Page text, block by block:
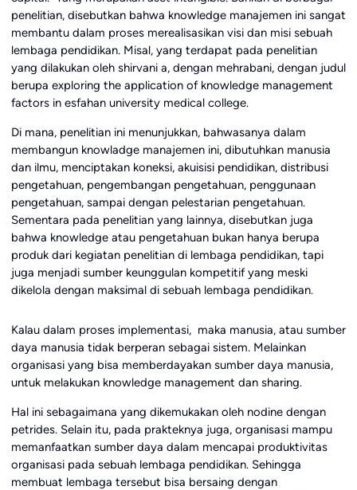
penelitian, disebutkan bahwa knowledge manajemen ini sangat
membantu dalam proses merealisasikan visi dan misi sebuah
lembaga pendidikan. Misal, yang terdapat pada penelitian
yang dilakukan oleh shirvani a, dengan mehrabani, dengan judul
berupa exploring the application of knowledge management
factors in esfahan university medical college.
Di mana, penelitian ini menunjukkan, bahwasanya dalam
membangun knowladge manajemen ini, dibutuhkan manusia
dan ilmu, menciptakan koneksi, akuisisi pendidikan, distribusi
pengetahuan, pengembangan pengetahuan, penggunaan
pengetahuan, sampai dengan pelestarian pengetahuan.
Sementara pada penelitian yang lainnya, disebutkan juga
bahwa knowledge atau pengetahuan bukan hanya berupa
produk dari kegiatan penelitian di lembaga pendidikan, tapi
juga menjadi sumber keunggulan kompetitif yang meski
dikelola dengan maksimal di sebuah lembaga pendidikan.
Kalau dalam proses implementasi, maka manusia, atau sumber
daya manusia tidak berperan sebagai sistem. Melainkan
organisasi yang bisa memberdayakan sumber daya manusia,
untuk melakukan knowledge management dan sharing.
Hal ini sebagaimana yang dikemukakan oleh nodine dengan
petrides. Selain itu, pada prakteknya juga, organisasi mampu
memanfaatkan sumber daya dalam mencapai produktivitas
organisasi pada sebuah lembaga pendidikan. Sehingga
membuat lembaga tersebut bisa bersaing dengan